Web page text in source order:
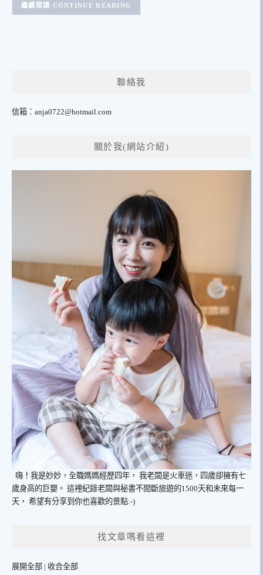
CONTINUE READING
聯絡我
信箱： anja0722@hotmail.com
關於我(網站介紹)
嗨！我是妙妙，全職媽媽經歷四年， 我老闆是火車迷，四歲卻擁有七
歲身高的巨嬰。 這裡紀錄老闆與秘書不間斷旅遊的1500天和未來每一
天， 希望有分享到你也喜歡的景點:-)
找文章嗎看這裡
展開全部 | 收合全部